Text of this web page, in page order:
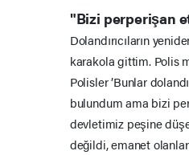
"Bizi perperişan
Dolandırıcıların
karakola gittim. Polis
Polisler ’Bunlar
bulundum ama bizi
devletimiz peşine
değildi, emanet olanlar